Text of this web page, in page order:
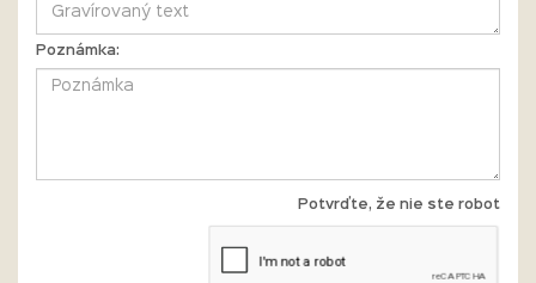
Poznámka:
Potvrďte, že nie ste robot